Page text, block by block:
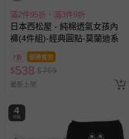
滿2件95折，滿3件9折
日本西松屋 - 純棉透氣女孩內
褲(4件組)-經典圓點-莫蘭迪系
7折 即將售完
$538 $769
最新上架